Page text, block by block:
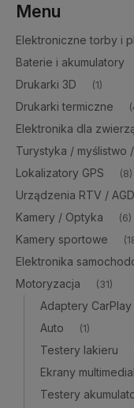
Menu
Elektroniczne torby i
Baterie i akumulatory
Drukarki 3D (1)
Drukarki termiczne
Elektronika dla
Turystyka / myślistwo
Lokalizatory GPS (8)
Urządzenia RTV / AGD
Kamery / Optyka (6)
Kamery sportowe
Elektronika
Motoryzacja
(31)
Adaptery
Auto
(1)
Testery lakieru
Ekrany
Testery